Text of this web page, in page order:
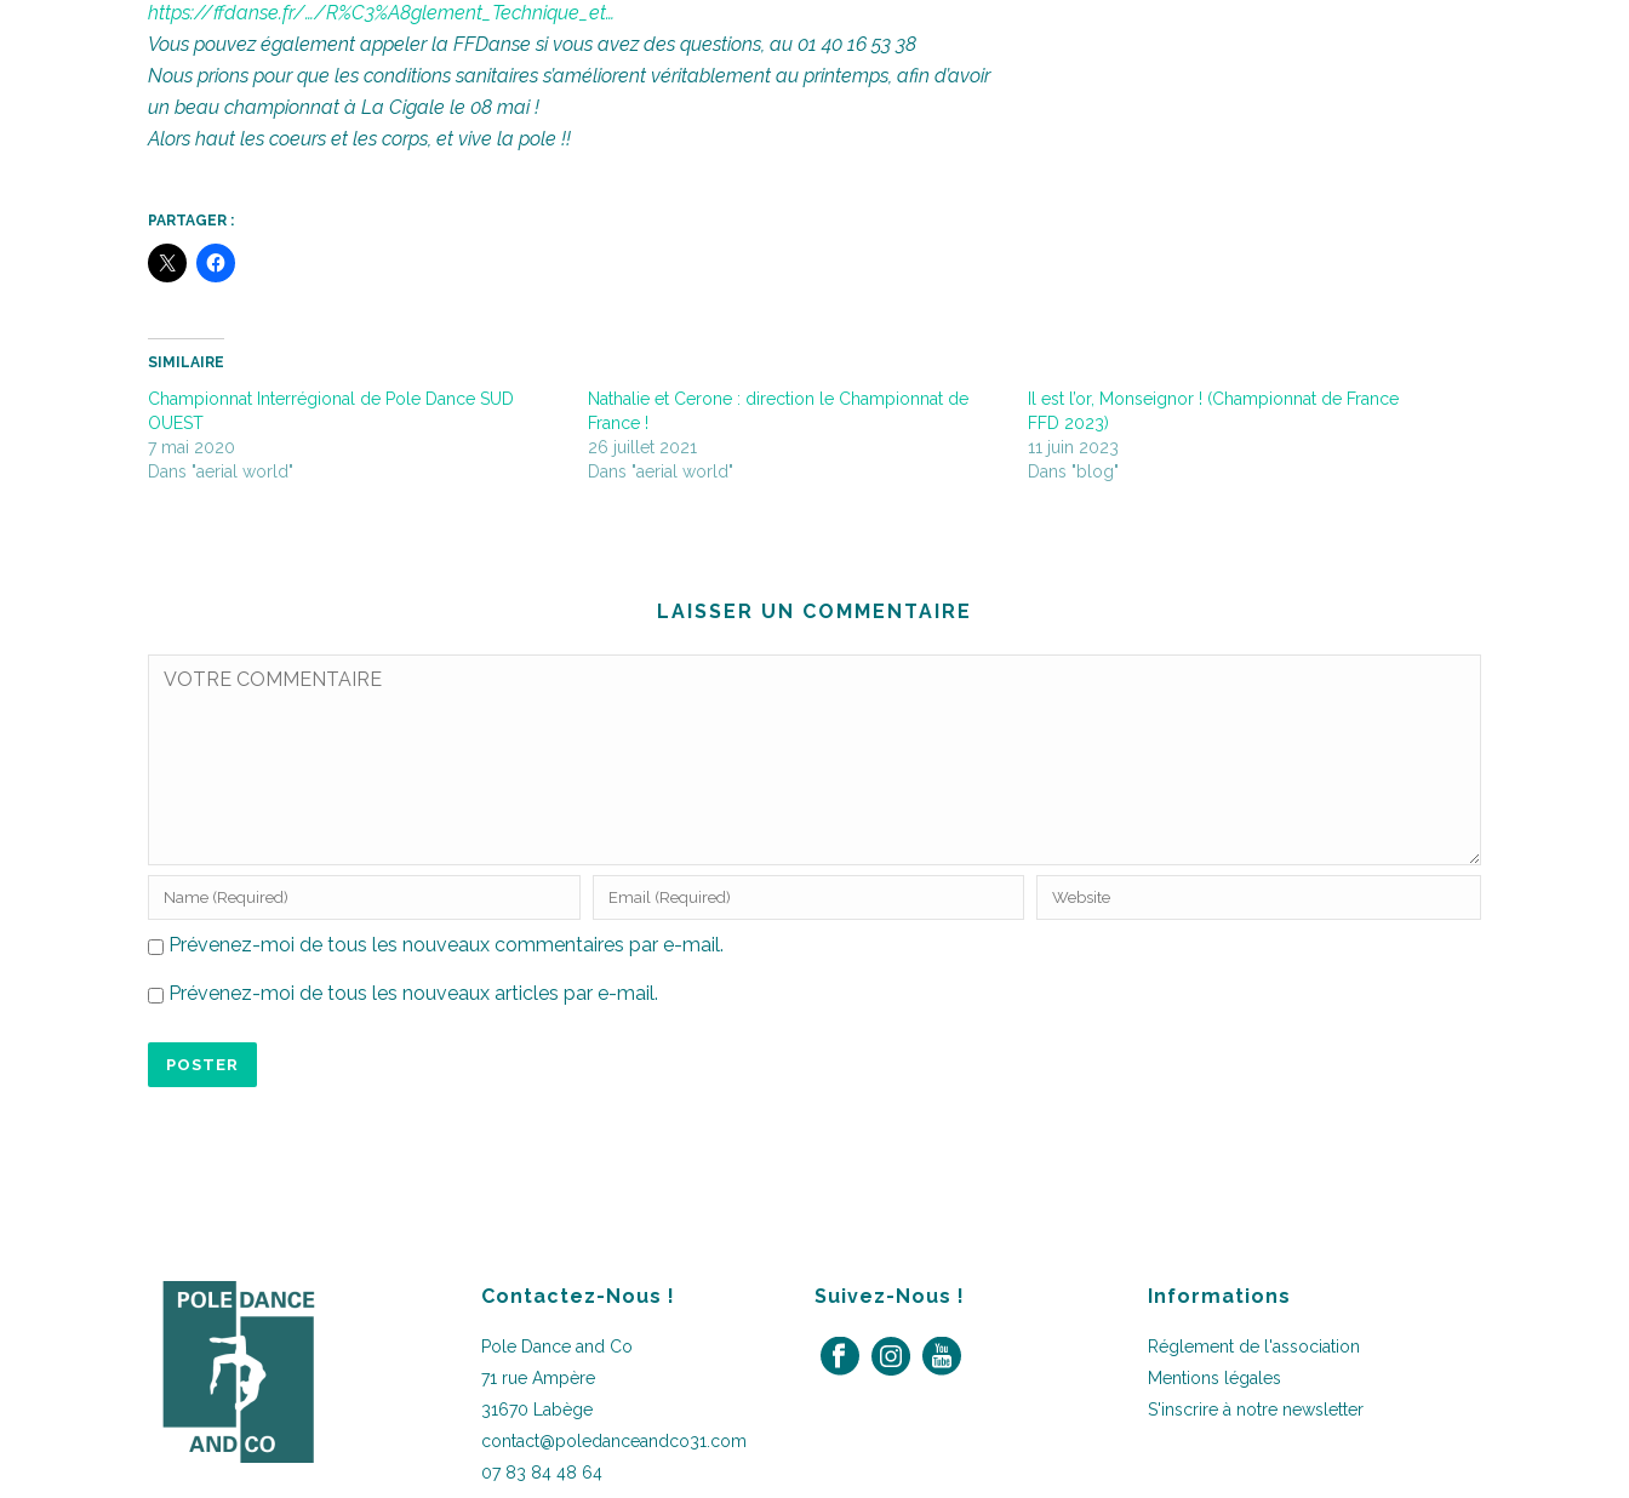
https://ffdanse.fr/…/R%C3%A8glement_Technique_et…
Vous pouvez également appeler la FFDanse si vous avez des questions, au 01 40 16 53 38
Nous prions pour que les conditions sanitaires s’améliorent véritablement au printemps, afin d’avoir
un beau championnat à La Cigale le 08 mai !
Alors haut les coeurs et les corps, et vive la pole !!
PARTAGER :
SIMILAIRE
Championnat Interrégional de Pole Dance SUD
OUEST
7 mai 2020
Dans "aerial world"
Nathalie et Cerone : direction le Championnat de
France !
26 juillet 2021
Dans "aerial world"
Il est l’or, Monseignor ! (Championnat de France
FFD 2023)
11 juin 2023
Dans "blog"
LAISSER UN COMMENTAIRE
Prévenez-moi de tous les nouveaux commentaires par e-mail.
Prévenez-moi de tous les nouveaux articles par e-mail.
Contactez-Nous !
Pole Dance and Co
71 rue Ampère
31670 Labège
contact@poledanceandco31.com
07 83 84 48 64
Suivez-Nous ! Informations
Réglement de l'association
Mentions légales
S'inscrire à notre newsletter